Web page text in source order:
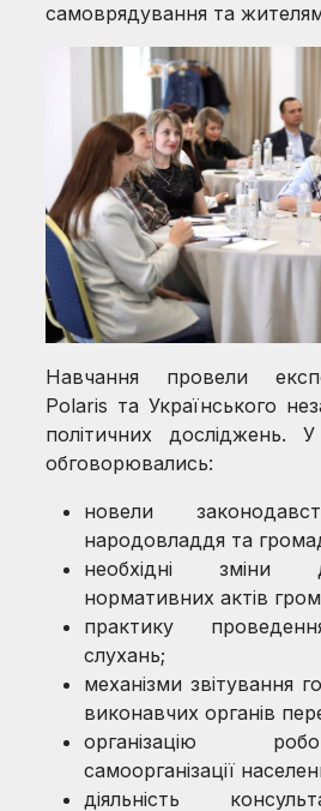
самоврядування та
Навчання провели
Polaris та Українського
політичних досліджень.
обговорювались:
новели
народовладдя та
необхідні зміни
нормативних актів
практику
слухань;
механізми звітування
виконавчих органів
організацію
самоорганізації
діяльність